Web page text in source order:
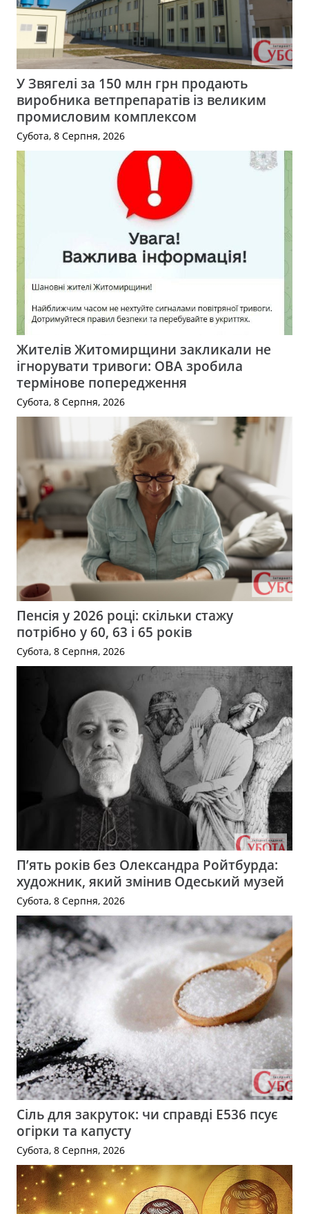
У Звягелі за 150 млн грн продають
виробника ветпрепаратів із великим
промисловим комплексом
Субота, 8 Серпня, 2026
Жителів Житомирщини закликали не
ігнорувати тривоги: ОВА зробила
термінове попередження
Субота, 8 Серпня, 2026
Пенсія у 2026 році: скільки стажу
потрібно у 60, 63 і 65 років
Субота, 8 Серпня, 2026
П’ять років без Олександра Ройтбурда:
художник, який змінив Одеський музей
Субота, 8 Серпня, 2026
Сіль для закруток: чи справді Е536 псує
огірки та капусту
Субота, 8 Серпня, 2026